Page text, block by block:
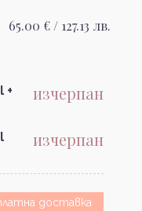
65.00 € / 127.13 лв.
+
изчерпан
изчерпан
доставка